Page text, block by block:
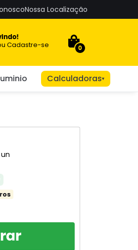
Nossa Localização
Cadastre-se 0
Calculadoras▾
un